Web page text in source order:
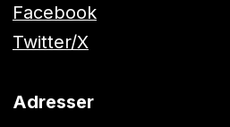
Facebook
Twitter/X
Adresser